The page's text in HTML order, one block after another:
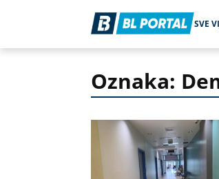
SVE
Oznaka: